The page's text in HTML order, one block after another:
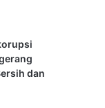
dan